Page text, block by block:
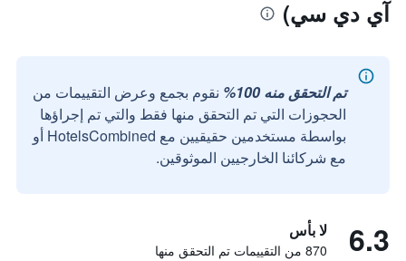
آي دي سي)
تم التحقق منه 100%
نقوم بجمع وعرض التقييمات من
الحجوزات التي تم التحقق منها فقط والتي تم إجراؤها
بواسطة مستخدمين حقيقيين مع HotelsCombined أو
مع شركائنا الخارجيين الموثوقين.
6.3 لا بأس
870 من التقييمات تم التحقق منها